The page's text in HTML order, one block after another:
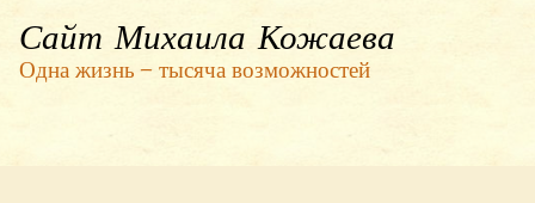
Сайт Михаила Кожаева
Одна жизнь — тысяча возможностей